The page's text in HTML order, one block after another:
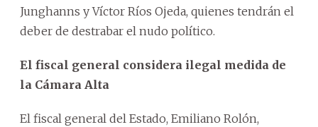
Junghanns y Víctor Ríos Ojeda, quienes tendrán el
deber de destrabar el nudo político.
El fiscal general considera ilegal medida de
la Cámara Alta
El fiscal general del Estado, Emiliano Rolón,